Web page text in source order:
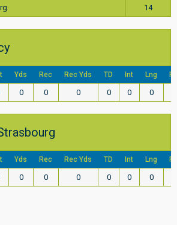
14
Yds Rec Rec Yds TD Int Lng
0 0 0 0 0 0
Yds Rec Rec Yds TD Int Lng
0 0 0 0 0 0